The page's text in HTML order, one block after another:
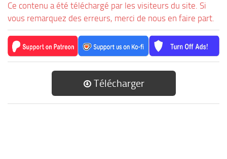
Ce contenu a été téléchargé par les visiteurs du site. Si
vous remarquez des erreurs, merci de nous en faire part.
Télécharger